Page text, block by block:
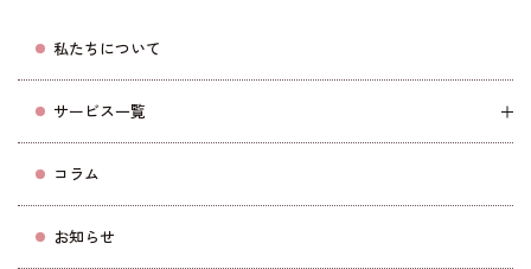
私たちについて
サービス一覧
コラム
お知らせ